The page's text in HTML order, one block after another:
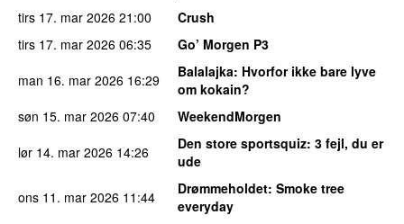
tirs 17. mar 2026 21:00
Crush
tirs 17. mar 2026 06:35
Go’ Morgen P3
man 16. mar 2026 16:29 Balalajka: Hvorfor ikke bare lyve
om kokain?
søn 15. mar 2026 07:40
WeekendMorgen
lør 14. mar 2026 14:26 Den store sportsquiz: 3 fejl, du er
ude
ons 11. mar 2026 11:44 Drømmeholdet: Smoke tree
everyday